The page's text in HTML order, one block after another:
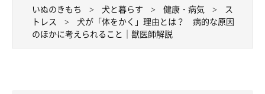
たものです。
※記事と写真に関連性はありませんので予めご了承ください
取材・文／柴田おまめ
いぬのきもち 犬と暮らす 健康・病気
ス
トレス
犬が「体をかく」理由とは？ 病的な原因
のほかに考えられること｜獣医師解説